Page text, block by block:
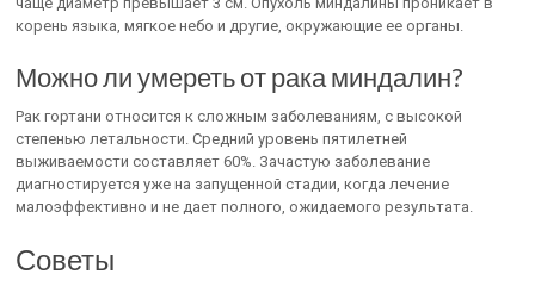
корень языка, мягкое небо и другие, окружающие ее органы.
Можно ли умереть от рака миндалин?
Рак гортани относится к сложным заболеваниям, с высокой
степенью летальности. Средний уровень пятилетней
выживаемости составляет 60%. Зачастую заболевание
диагностируется уже на запущенной стадии, когда лечение
малоэффективно и не дает полного, ожидаемого результата.
Советы